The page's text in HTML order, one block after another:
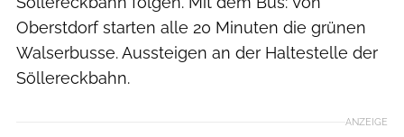
Oberstdorf starten alle 20 Minuten die grünen
Walserbusse. Aussteigen an der Haltestelle der
Söllereckbahn.
ANZEIGE